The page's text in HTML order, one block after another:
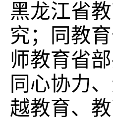
黑龙江省
究；同教
师教育省
同心协力
越教育、